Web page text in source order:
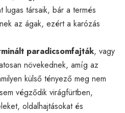
lugas társaik, bár a termés
az ágak, ezért a karózás
paradicsomfajták, vagy
növekednek, amíg az
külső tényező meg nem
végződik virágfürtben,
oldalhajtásokat és